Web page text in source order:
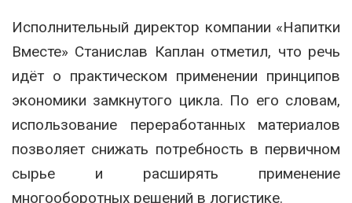
Исполнительный директор компании «Напитки
Вместе» Станислав Каплан отметил, что речь
идёт о практическом применении принципов
экономики замкнутого цикла. По его словам,
использование переработанных материалов
позволяет снижать потребность в первичном
сырье и расширять применение
многооборотных решений в логистике.